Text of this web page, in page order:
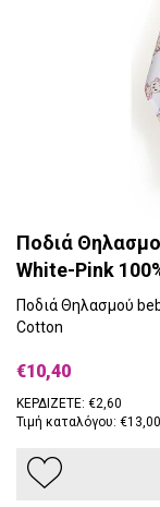
Ποδιά
White-Pink
Ποδιά Θηλασμού
Cotton
€10,40
ΚΕΡΔΙΖΕΤΕ: €2,60
Τιμή καταλόγου: €13,00